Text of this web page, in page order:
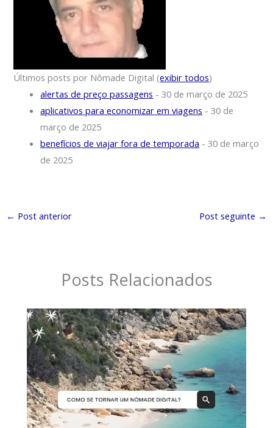
Últimos posts por Nômade Digital (exibir todos)
alertas de preço passagens - 30 de março de 2025
aplicativos para economizar em viagens - 30 de
março de 2025
benefícios de viajar fora de temporada - 30 de março
de 2025
← Post anterior Post seguinte →
Posts Relacionados